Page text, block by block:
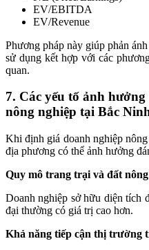
EV/EBITDA
EV/Revenue
Phương pháp này giúp phản
sử dụng kết hợp với các
quan.
7. Các yếu tố ảnh
nông nghiệp tại Bắc
Khi định giá doanh nghiệp
địa phương có thể ảnh hưởng
Quy mô trang trại và đất
Doanh nghiệp sở hữu diện tích
đại thường có giá trị cao hơn.
Khả năng tiếp cận thị trường